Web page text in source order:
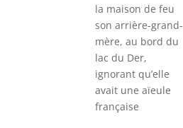
la maison de feu
son arrière-grand-
mère, au bord du
lac du Der,
ignorant qu’elle
avait une aïeule
française